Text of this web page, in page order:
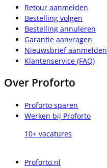
Retour aanmelden
Bestelling volgen
Bestelling annuleren
Garantie aanvragen
Nieuwsbrief aanmelden
Klantenservice (FAQ)
Over Proforto
Proforto sparen
Werken bij Proforto
10+ vacatures
Proforto.nl